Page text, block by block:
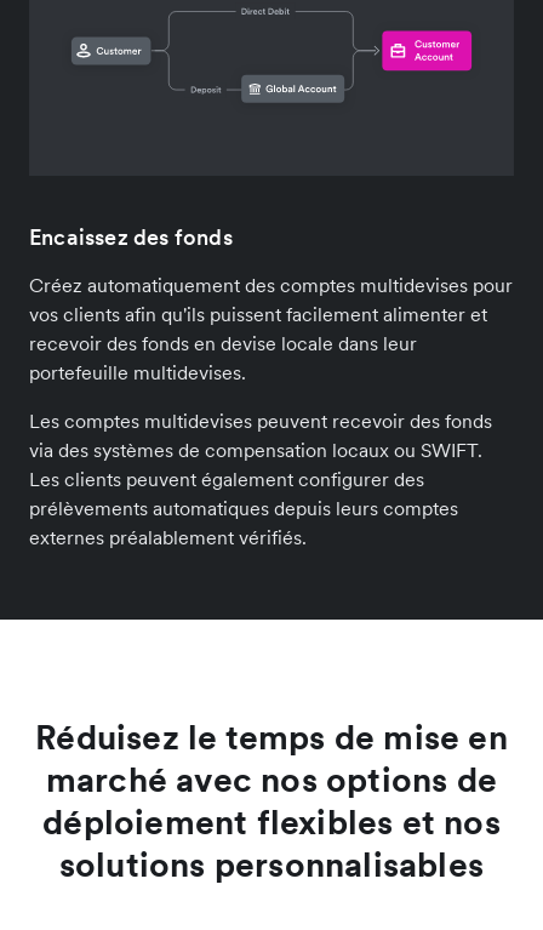
Encaissez des fonds
Créez automatiquement des comptes multidevises pour
vos clients afin qu'ils puissent facilement alimenter et
recevoir des fonds en devise locale dans leur
portefeuille multidevises.
Les comptes multidevises peuvent recevoir des fonds
via des systèmes de compensation locaux ou SWIFT.
Les clients peuvent également configurer des
prélèvements automatiques depuis leurs comptes
externes préalablement vérifiés.
Réduisez le temps de mise en
marché avec nos options de
déploiement flexibles et nos
solutions personnalisables